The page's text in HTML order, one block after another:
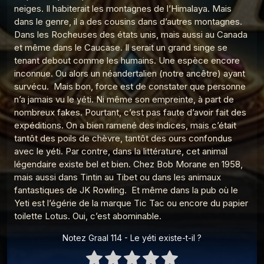
5
Graal 96 - Verlaine a-t-il tué Rimbaud ?
Les réponses du Graal
6
Graal 94 - Amour sans sexe ?
Les réponses du Graal
Graal 93 - Sodome et Gomorrhe ?
Les réponses du Graal
8
Graal 92 - Noé a-t-il existé ?
Les réponses du Graal
9
Graal 91 - Adam, Eve et le sexe
Les réponses du Graal
Graal 163 - La peur de l'avion
Les réponses du Graal
11
Graal 162 - Pleurer de joie
Les réponses du Graal
Graal 161 - Le monkey-barring
Les réponses du Graal
neiges. Il habiterait les montagnes de l’Himalaya. Mais
dans le genre, il a des cousins dans d’autres montagnes.
Dans les Rocheuses des états unis, mais aussi au Canada
et même dans le Caucase. Il serait un grand singe se
tenant debout comme les humains. Une espèce encore
inconnue. Ou alors un néandertalien (notre ancêtre) ayant
survécu. Mais bon, force est de constater que personne
n’a jamais vu le yéti. Ni même son empreinte, à part de
nombreux fakes. Pourtant, c’est pas faute d’avoir fait des
expéditions. On a bien ramené des indices, mais c’était
tantôt des poils de chèvre, tantôt des ours confondus
avec le yéti. Par contre, dans la littérature, cet animal
légendaire existe bel et bien. Chez Bob Morane en 1958,
mais aussi dans Tintin au Tibet ou dans les animaux
fantastiques de JK Rowling. Et même dans la pub où le
Yeti est l’égérie de la marque Tic Tac ou encore du papier
toilette Lotus. Oui, c’est abominable.
Notez Graal 114 - Le yéti existe-t-il ?